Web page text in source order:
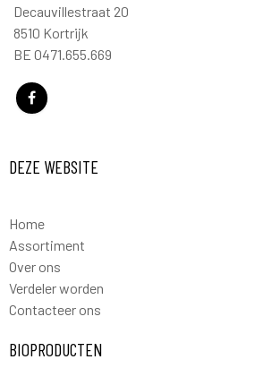
Decauvillestraat 20
8510 Kortrijk
BE 0471.655.669
DEZE WEBSITE
Home
Assortiment
Over ons
Verdeler worden
Contacteer ons
BIOPRODUCTEN